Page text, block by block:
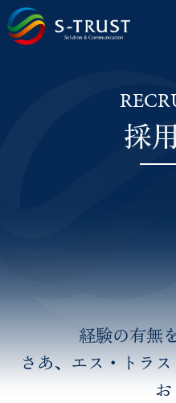
職場環境改善
デザイン
飲食店
経験の有無
さあ、エス・トラ
お